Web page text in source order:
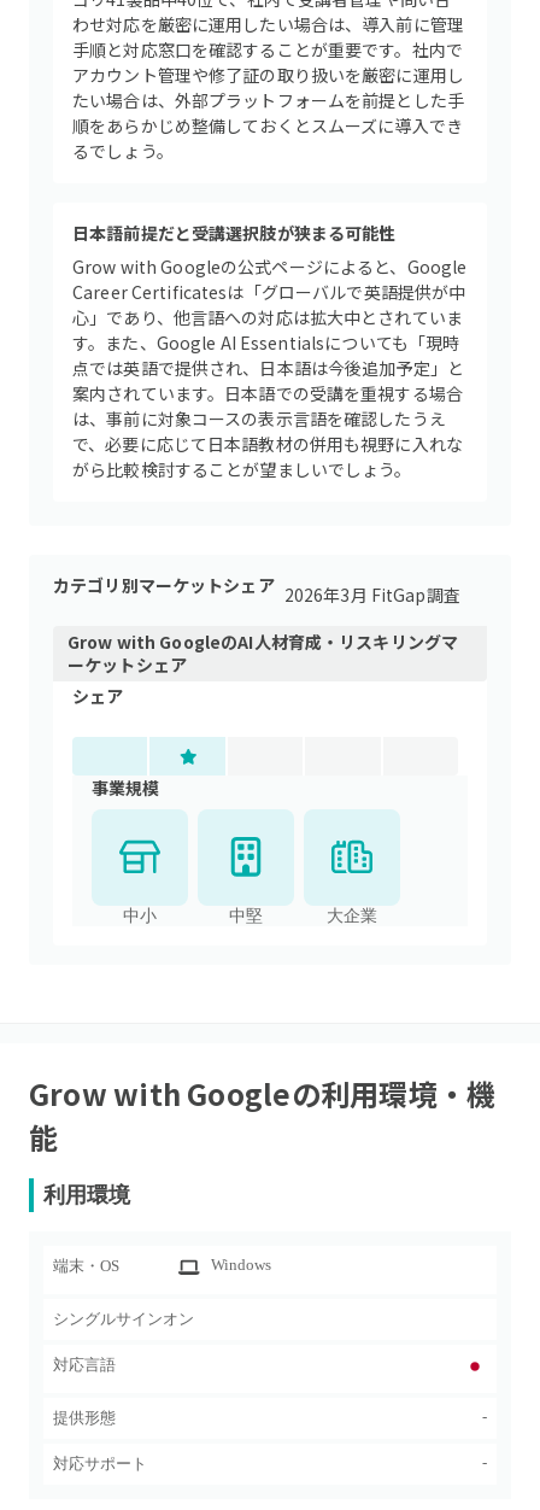
わせ対応を厳密に運用したい場合は、導入前に管理
手順と対応窓口を確認することが重要です。社内で
アカウント管理や修了証の取り扱いを厳密に運用し
たい場合は、外部プラットフォームを前提とした手
順をあらかじめ整備しておくとスムーズに導入でき
るでしょう。
日本語前提だと受講選択肢が狭まる可能性
Grow with Googleの公式ページによると、Google
Career Certificatesは「グローバルで英語提供が中
心」であり、他言語への対応は拡大中とされていま
す。また、Google AI Essentialsについても「現時
点では英語で提供され、日本語は今後追加予定」と
案内されています。日本語での受講を重視する場合
は、事前に対象コースの表示言語を確認したうえ
で、必要に応じて日本語教材の併用も視野に入れな
がら比較検討することが望ましいでしょう。
カテゴリ別マーケットシェア 2026年3月 FitGap調査
Grow with GoogleのAI人材育成・リスキリングマ
ーケットシェア
シェア
事業規模
中小 中堅 大企業
Grow with Googleの利用環境・機
能
利用環境
端末・OS Windows
シングルサインオン
対応言語
提供形態 -
対応サポート -